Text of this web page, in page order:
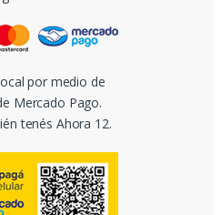
por medio de
Mercado Pago.
tenés Ahora 12.